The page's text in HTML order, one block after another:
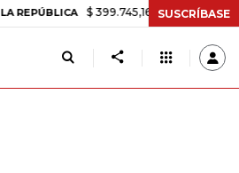
$ 399.745,16 +$ 2.295,71 +0,58%
SUSCRÍBASE